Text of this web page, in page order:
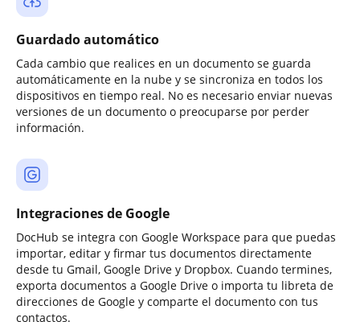
Guardado automático
Cada cambio que realices en un documento se guarda
automáticamente en la nube y se sincroniza en todos los
dispositivos en tiempo real. No es necesario enviar nuevas
versiones de un documento o preocuparse por perder
información.
Integraciones de Google
DocHub se integra con Google Workspace para que puedas
importar, editar y firmar tus documentos directamente
desde tu Gmail, Google Drive y Dropbox. Cuando termines,
exporta documentos a Google Drive o importa tu libreta de
direcciones de Google y comparte el documento con tus
contactos.